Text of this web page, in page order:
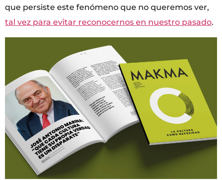
que persiste este fenómeno que no queremos ver,
tal vez para evitar reconocernos en nuestro pasado.